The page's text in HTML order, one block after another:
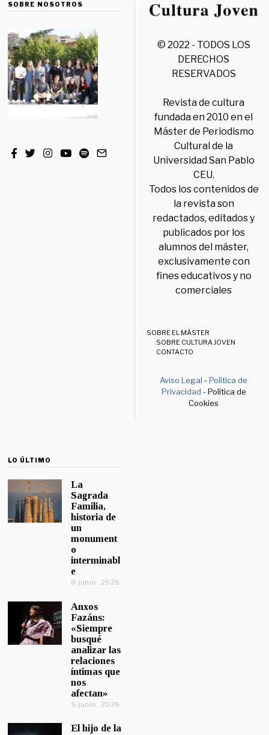
SOBRE NOSOTROS
© 2022 - TODOS LOS
DERECHOS
RESERVADOS
Revista de cultura
fundada en 2010 en el
Máster de Periodismo
Cultural de la
Universidad San Pablo
CEU.
Todos los contenidos de
la revista son
redactados, editados y
publicados por los
alumnos del máster,
exclusivamente con
fines educativos y no
comerciales
SOBRE EL MÁSTER
SOBRE CULTURA JOVEN
CONTACTO
Aviso Legal -Política de
Privacidad - Política de
Cookies
LO ÚLTIMO
La
Sagrada
Familia,
historia de
un
monument
o
interminabl
e
8 junio, 2026
Anxos
Fazáns:
«Siempre
busqué
analizar las
relaciones
íntimas que
nos
afectan»
5 junio, 2026
El hijo de la